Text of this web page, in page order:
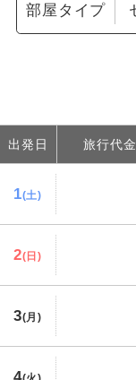
部屋タイプ
出発日 旅行代金
1(土)
2(日)
3(月)
4